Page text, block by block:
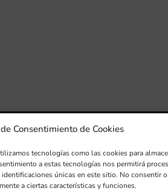
Consentimiento de Cookies
tecnologías como las cookies para
a estas tecnologías nos permitirá
únicas en este sitio. No consentir
a ciertas características y funciones.